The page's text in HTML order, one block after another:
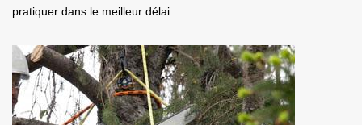
pratiquer dans le meilleur délai.